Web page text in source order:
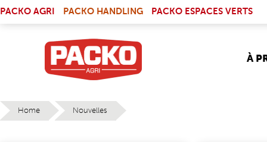
PACKO AGRI
PACKO HANDLING PACKO ESPACES VERTS
À
Home Nouvelles